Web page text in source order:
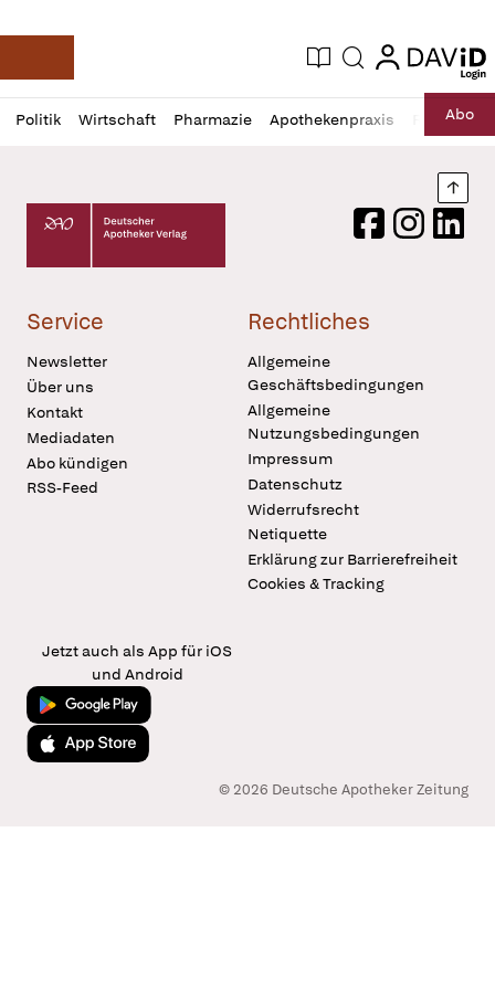
Deutsche Apotheker Zeitung
Aktuelle Ausgabe
Suche login
login
Politik Wirtschaft Pharmazie Apothekenpraxis RechtAbo
Profil
öffnen
Daz
Pur
Deutscher Apotheker Verlag Logo
FacebookInstagram
Service
Newsletter
Über uns
Kontakt
Mediadaten
Abo kündigen
RSS-Feed
Rechtliches
Allgemeine
Geschäftsbedingungen
Allgemeine
Nutzungsbedingungen
Impressum
Datenschutz
Widerrufsrecht
Netiquette
Erklärung zur Barrierefreiheit
Cookies & Tracking
Jetzt auch als App für iOS
und Android
Jetzt bei Google Play
Laden im App Store
© 2026 Deutsche Apotheker Zeitung